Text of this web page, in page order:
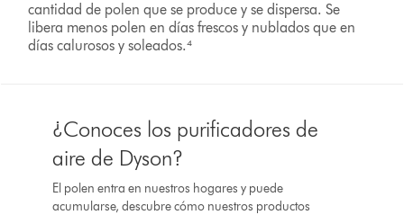
cantidad de polen que se produce y se dispersa. Se
libera menos polen en días frescos y nublados que en
días calurosos y soleados.⁴
¿Conoces los purificadores de
aire de Dyson?
El polen entra en nuestros hogares y puede
acumularse, descubre cómo nuestros productos